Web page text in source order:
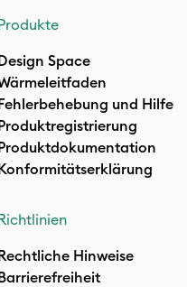
Space
und Hilfe
Hinweise